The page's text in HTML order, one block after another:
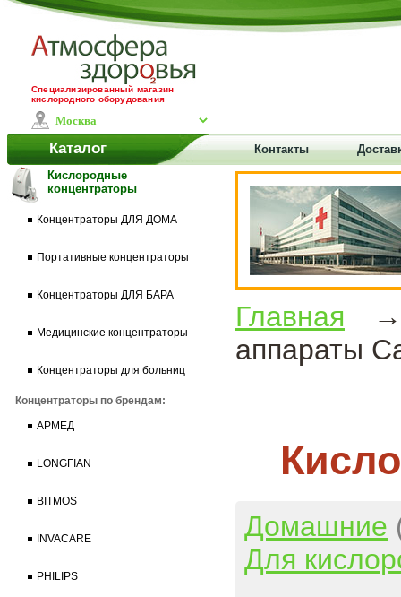
Специализированный магазин
кислородного оборудования
Каталог Контакты
Кислородные
концентраторы
Концентраторы ДЛЯ ДОМА
Портативные концентраторы
Концентраторы ДЛЯ БАРА
Медицинские концентраторы
Концентраторы для больниц
Концентраторы по брендам:
АРМЕД
LONGFIAN
BITMOS
INVACARE
PHILIPS
Главная
аппараты
Домашние
Для